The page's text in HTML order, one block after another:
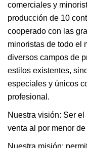
comerciales y
producción de 10
cooperado con las
minoristas de todo el
diversos campos de
estilos existentes,
especiales y únicos
profesional.
Nuestra visión: Ser
venta al por menor